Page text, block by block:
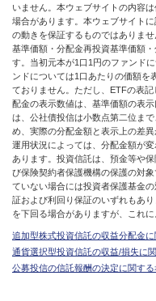
いません。本ウェブサイトの内容
場合があります。本ウェブサイト
の動きを保証するものではありませ
基準価額・分配金再投資基準価額
す。当初元本が1口1円のファンド
ンドについては1口あたりの価額を
ておりません。ただし、ETFの表
配金の表示数値は、基準価額の表
は、公社債投信は小数点第二位ま
め、実際の分配金額と表示上の差異
運用状況によっては、分配金額が
あります。投資信託は、預金等や
び保険契約者保護機構の保護の対
ていない場合には投資者保護基金
証および利回り保証のいずれもあ
を下回る場合がありますが、これ
追加型株式投資信託の収益分配金
通貨選択型投資信託の収益/損失に
公募投信の信託報酬の決定に関す